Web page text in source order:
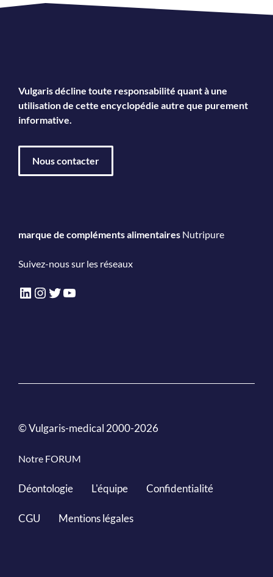
Vulgaris décline toute responsabilité quant à une
utilisation de cette encyclopédie autre que purement
informative.
Nous contacter
marque de compléments alimentaires Nutripure
Suivez-nous sur les réseaux
LinkedIn
Instagram
Twitter
YouTube
© Vulgaris-medical 2000-2026
Notre FORUM
Déontologie L'équipe Confidentialité
CGU Mentions légales